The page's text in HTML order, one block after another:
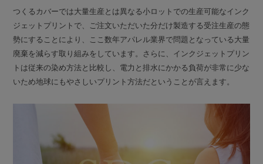
つくるカバーでは大量生産とは異なる小ロットでの生産可能なインク
ジェットプリントで、ご注文いただいた分だけ製造する受注生産の態
勢にすることにより、ここ数年アパレル業界で問題となっている大量
廃棄を減らす取り組みをしています。さらに、インクジェットプリン
トは従来の染め方法と比較し、電力と排水にかかる負荷が非常に少な
いため地球にもやさしいプリント方法だということが言えます。